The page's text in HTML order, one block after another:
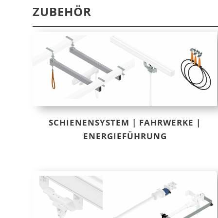
ZUBEHÖR
SCHIENENSYSTEM | FAHRWERKE |
ENERGIEFÜHRUNG